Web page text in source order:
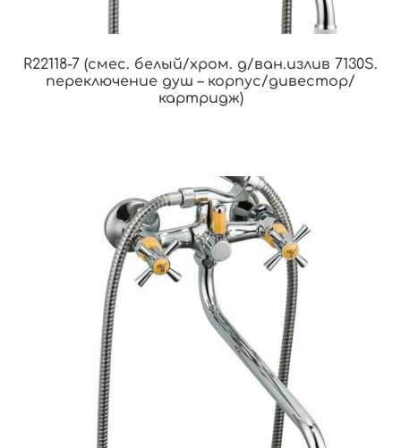
R22118-7 (смес. белый/хром. д/ван.излив 7130S.
переключение душ – корпус/дивестор/
картридж)